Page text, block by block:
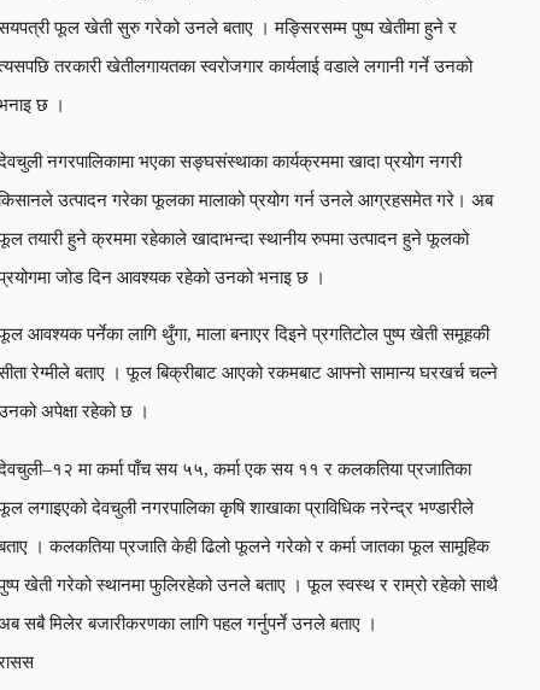
फूल खेती सुरु गरेको उनले बताए । मङ्सिरसम्म पुष्प खेतीमा हुने र
तरकारी खेतीलगायतका स्वरोजगार कार्यलाई वडाले लगानी गर्ने उनको
छ ।
नगरपालिकामा भएका सङ्घसंस्थाका कार्यक्रममा खादा प्रयोग नगरी
उत्पादन गरेका फूलका मालाको प्रयोग गर्न उनले आग्रहसमेत गरे। अब
तयारी हुने क्रममा रहेकाले खादाभन्दा स्थानीय रुपमा उत्पादन हुने फूलको
जोड दिन आवश्यक रहेको उनको भनाइ छ ।
आवश्यक पर्नेका लागि थुँगा, माला बनाएर दिइने प्रगतिटोल पुष्प खेती समूहकी
रेग्मीले बताए । फूल बिक्रीबाट आएको रकमबाट आफ्नो सामान्य घरखर्च चल्ने
अपेक्षा रहेको छ ।
मा कर्मा पाँच सय ५५, कर्मा एक सय ११ र कलकतिया प्रजातिका
लगाइएको देवचुली नगरपालिका कृषि शाखाका प्राविधिक नरेन्द्र भण्डारीले
। कलकतिया प्रजाति केही ढिलो फूलने गरेको र कर्मा जातका फूल सामूहिक
खेती गरेको स्थानमा फुलिरहेको उनले बताए । फूल स्वस्थ र राम्रो रहेको साथै
सबै मिलेर बजारीकरणका लागि पहल गर्नुपर्ने उनले बताए ।